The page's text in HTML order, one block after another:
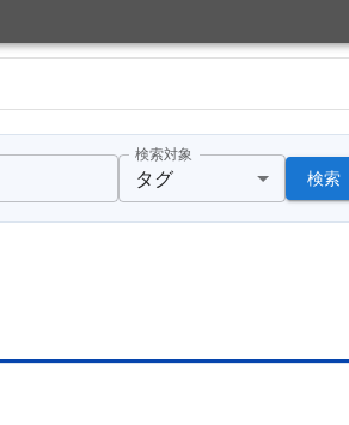
検索対象
タグ 検索